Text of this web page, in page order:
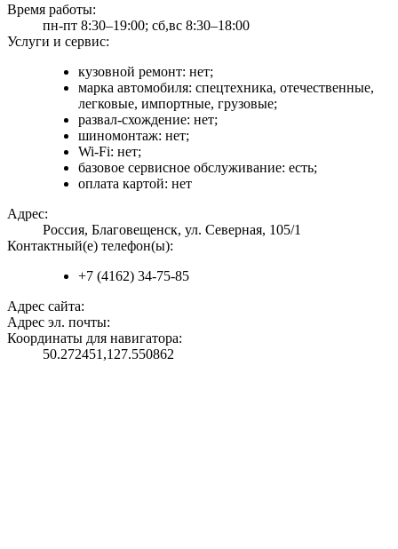
Время работы:
пн-пт 8:30–19:00; сб,вс 8:30–18:00
Услуги и сервис:
кузовной ремонт: нет;
марка автомобиля: спецтехника, отечественные,
легковые, импортные, грузовые;
развал-схождение: нет;
шиномонтаж: нет;
Wi-Fi: нет;
базовое сервисное обслуживание: есть;
оплата картой: нет
Адрес:
Россия, Благовещенск, ул. Северная, 105/1
Контактный(е) телефон(ы):
+7 (4162) 34-75-85
Адрес сайта:
Адрес эл. почты:
Координаты для навигатора:
50.272451,127.550862